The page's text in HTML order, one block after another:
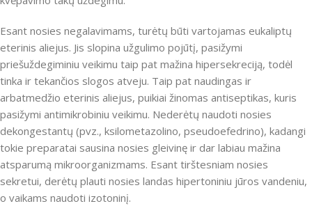
Esant nosies negalavimams, turėtų būti vartojamas eukaliptų
eterinis aliejus. Jis slopina užgulimo pojūtį, pasižymi
priešuždegiminiu veikimu taip pat mažina hipersekreciją, todėl
tinka ir tekančios slogos atveju. Taip pat naudingas ir
arbatmedžio eterinis aliejus, puikiai žinomas antiseptikas, kuris
pasižymi antimikrobiniu veikimu. Nederėtų naudoti nosies
dekongestantų (pvz., ksilometazolino, pseudoefedrino), kadangi
tokie preparatai sausina nosies gleivinę ir dar labiau mažina
atsparumą mikroorganizmams. Esant tirštesniam nosies
sekretui, derėtų plauti nosies landas hipertoniniu jūros vandeniu,
o vaikams naudoti izotoninį.